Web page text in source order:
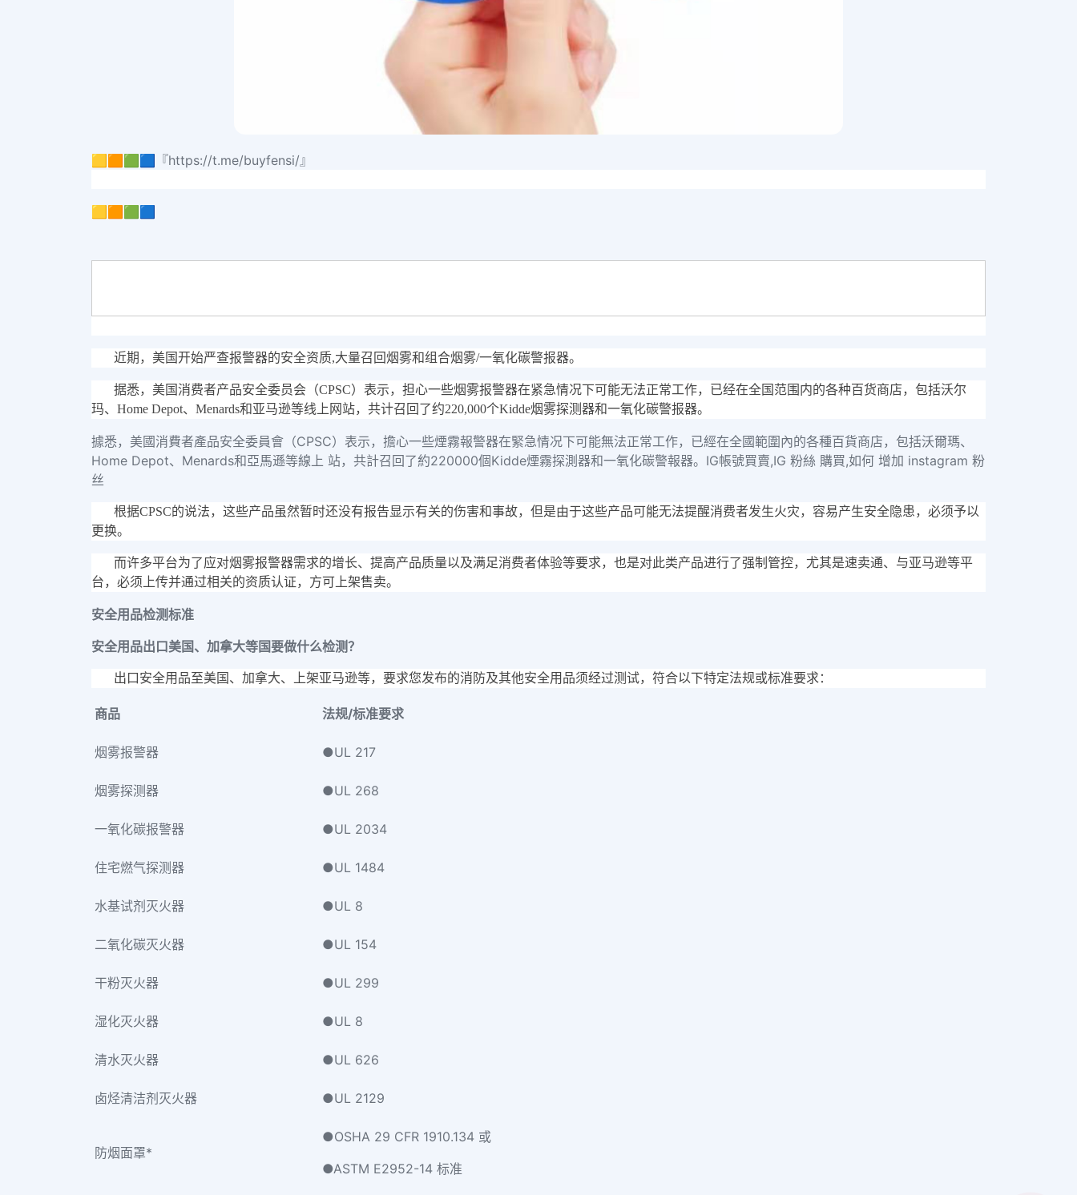
🟨🟧🟩🟦『https://t.me/buyfensi/』
🟨🟧🟩🟦
近期，美国开始严查报警器的安全资质,大量召回烟雾和组合烟雾/一氧化碳警报器。
据悉，美国消费者产品安全委员会（CPSC）表示，担心一些烟雾报警器在紧急情况下可能无法正常工作，已经在全国范围内的各种百货商店，包括沃尔
玛、Home Depot、Menards和亚马逊等线上网站，共计召回了约220,000个Kidde烟雾探测器和一氧化碳警报器。
據悉，美國消費者產品安全委員會（CPSC）表示，擔心一些煙霧報警器在緊急情况下可能無法正常工作，已經在全國範圍內的各種百貨商店，包括沃爾瑪、
Home Depot、Menards和亞馬遜等線上 站，共計召回了約220000個Kidde煙霧探測器和一氧化碳警報器。IG帳號買賣,IG 粉絲 購買,如何 增加 instagram 粉
丝
根据CPSC的说法，这些产品虽然暂时还没有报告显示有关的伤害和事故，但是由于这些产品可能无法提醒消费者发生火灾，容易产生安全隐患，必须予以
更换。
而许多平台为了应对烟雾报警器需求的增长、提高产品质量以及满足消费者体验等要求，也是对此类产品进行了强制管控，尤其是速卖通、与亚马逊等平
台，必须上传并通过相关的资质认证，方可上架售卖。
安全用品检测标准
安全用品出口美国、加拿大等国要做什么检测？
出口安全用品至美国、加拿大、上架亚马逊等，要求您发布的消防及其他安全用品须经过测试，符合以下特定法规或标准要求：
商品 法规/标准要求
烟雾报警器 ●UL 217
烟雾探测器 ●UL 268
一氧化碳报警器 ●UL 2034
住宅燃气探测器 ●UL 1484
水基试剂灭火器 ●UL 8
二氧化碳灭火器 ●UL 154
干粉灭火器 ●UL 299
湿化灭火器 ●UL 8
清水灭火器 ●UL 626
卤烃清洁剂灭火器 ●UL 2129
防烟面罩*
●OSHA 29 CFR 1910.134 或
●ASTM E2952-14 标准